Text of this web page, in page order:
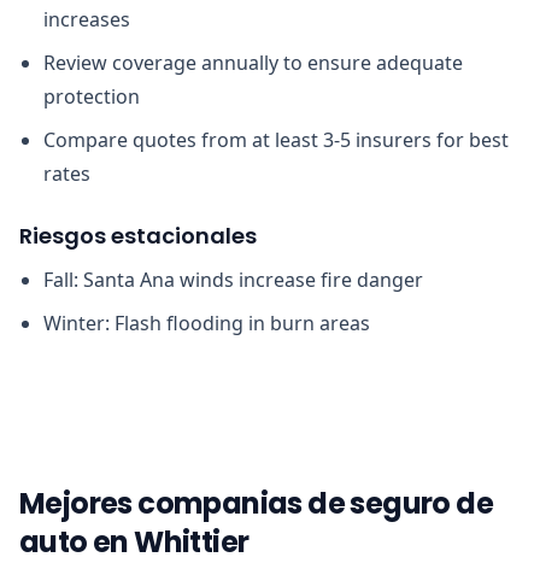
increases
Review coverage annually to ensure adequate
protection
Compare quotes from at least 3-5 insurers for best
rates
Riesgos estacionales
Fall: Santa Ana winds increase fire danger
Winter: Flash flooding in burn areas
Mejores companias de seguro de
auto en Whittier